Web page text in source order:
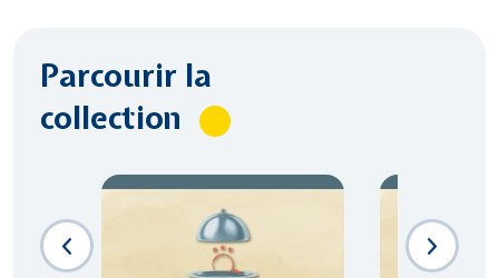
Parcourir la
collection